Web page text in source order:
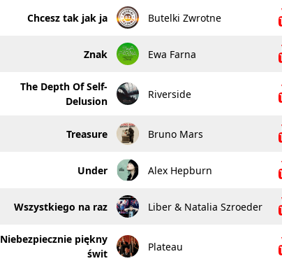
Chcesz tak jak ja Butelki Zwrotne
Znak Ewa Farna
The Depth Of Self-
Delusion
Riverside
Treasure Bruno Mars
Under Alex Hepburn
Wszystkiego na raz Liber & Natalia Szroeder
Niebezpiecznie piękny
świt
Plateau